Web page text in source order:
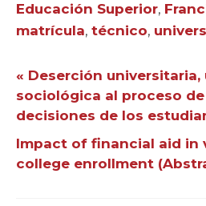
Educación Superior,
matrícula, técnico,
« Deserción
sociológica al proceso
decisiones de los
Impact of financial aid in
college enrollment